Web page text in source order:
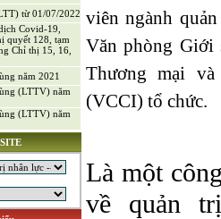
triển
từ 01/07/2022
Covid-19,
quyết 128, tạm
Chỉ thị 15, 16,
năm 2021
(LTTV) năm
(LTTV) năm
viên ngành
Văn phòng Giới
Thương mại
(VCCI) tổ chức.
Là một
về quản